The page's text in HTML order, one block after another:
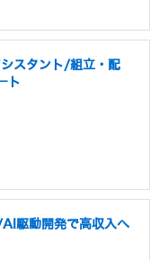
スタント/組立・配
ト
駆動開発で高収入へ